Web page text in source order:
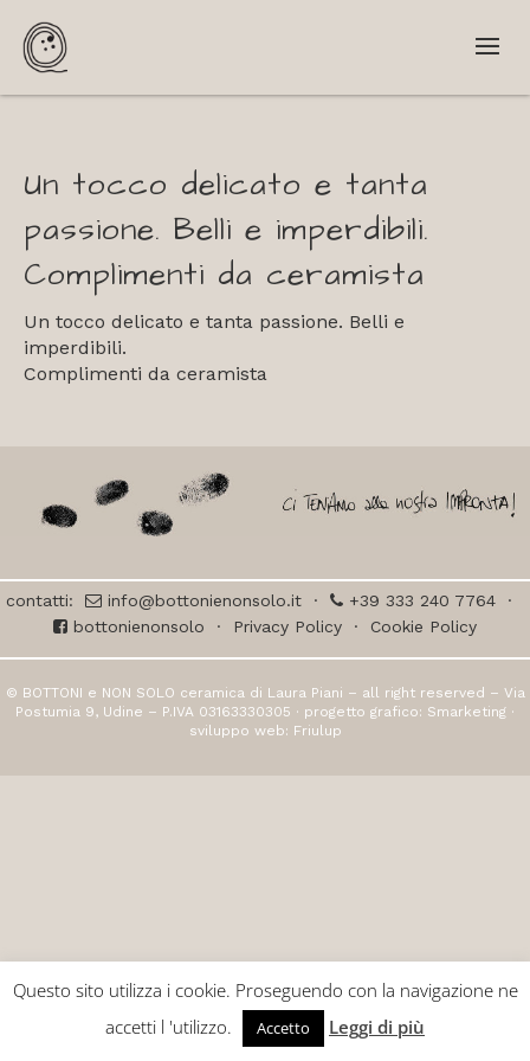
Un tocco delicato e tanta
passione. Belli e imperdibili.
Complimenti da ceramista
Un tocco delicato e tanta passione. Belli e
imperdibili.
Complimenti da ceramista
contatti: info@bottonienonsolo.it · +39 333 240 7764 ·
bottonienonsolo · Privacy Policy · Cookie Policy
© BOTTONI e NON SOLO ceramica di Laura Piani – all right reserved – Via
Postumia 9, Udine – P.IVA 03163330305 · progetto grafico: Smarketing ·
sviluppo web: Friulup
Questo sito utilizza i cookie. Proseguendo con la navigazione ne
accetti l 'utilizzo.
Accetto Leggi di più